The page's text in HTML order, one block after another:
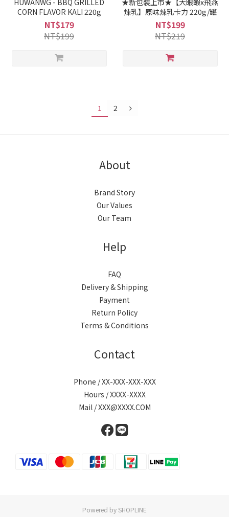
HUWANWG - BBQ GRILLED
CORN FLAVOR KALI 220g
NT$179
NT$199
★新包裝上市★【大眼蝦x飛燕
煉乳】原味煉乳卡力 220g/罐
NT$199
NT$219
1 2
About
Brand Story
Our Values
Our Team
Help
FAQ
Delivery & Shipping
Payment
Return Policy
Terms & Conditions
Contact
Phone / XX-XXX-XXX-XXX
Hours / XXXX-XXXX
Mail / XXX@XXXX.COM
Powered by SHOPLINE